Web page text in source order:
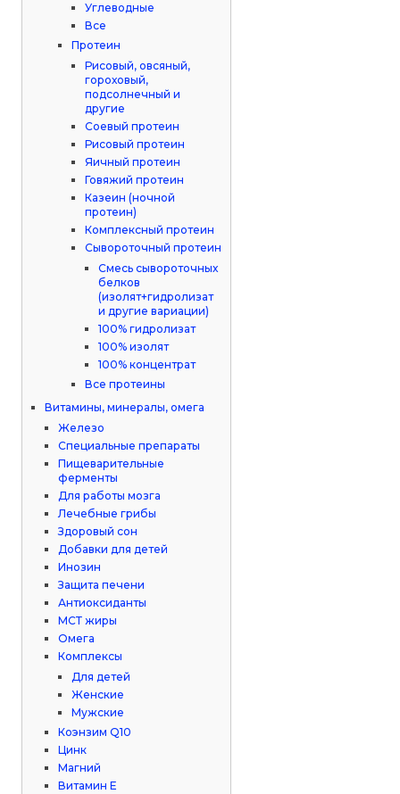
Углеводные
Все
Протеин
Рисовый, овсяный,
гороховый,
подсолнечный и
другие
Соевый протеин
Рисовый протеин
Яичный протеин
Говяжий протеин
Казеин (ночной
протеин)
Комплексный протеин
Сывороточный протеин
Смесь сывороточных
белков
(изолят+гидролизат
и другие вариации)
100% гидролизат
100% изолят
100% концентрат
Все протеины
Витамины, минералы, омега
Железо
Специальные препараты
Пищеварительные
ферменты
Для работы мозга
Лечебные грибы
Здоровый сон
Добавки для детей
Инозин
Защита печени
Антиоксиданты
МСТ жиры
Омега
Комплексы
Для детей
Женские
Мужские
Коэнзим Q10
Цинк
Магний
Витамин Е